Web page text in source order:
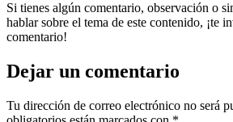
Si tienes algún comentario, observación o
hablar sobre el tema de este contenido, ¡te
comentario!
Dejar un comentario
Tu dirección de correo electrónico no será